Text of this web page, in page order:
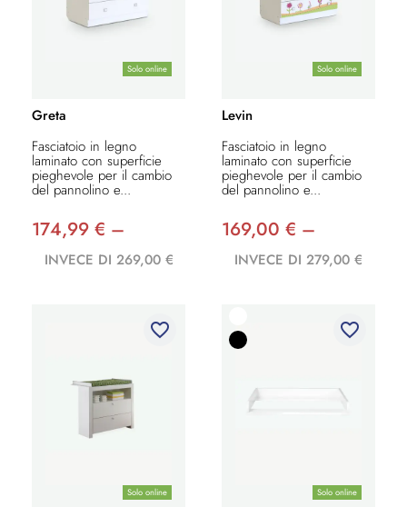
Solo online
Greta
Fasciatoio in legno
laminato con superficie
pieghevole per il cambio
del pannolino e...
174,99 € –
INVECE DI 269,00 €
Solo online
Levin
Fasciatoio in legno
laminato con superficie
pieghevole per il cambio
del pannolino e...
169,00 € –
INVECE DI 279,00 €
Solo online
favorite_border
Solo online
favorite_border